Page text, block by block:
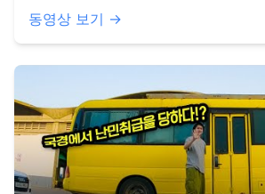
한 장소, 형태의 집을 이동하면서 사는 저희
는 공간입니다. e-mail.
artlist.io
동영상 보기 →